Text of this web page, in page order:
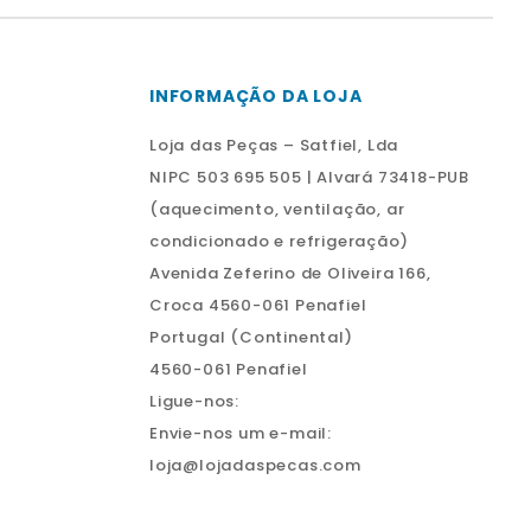
INFORMAÇÃO DA LOJA
Loja das Peças – Satfiel, Lda
NIPC 503 695 505 | Alvará 73418-PUB
(aquecimento, ventilação, ar
condicionado e refrigeração)
Avenida Zeferino de Oliveira 166,
Croca 4560-061 Penafiel
Portugal (Continental)
4560-061 Penafiel
Ligue-nos:
Envie-nos um e-mail:
loja@lojadaspecas.com